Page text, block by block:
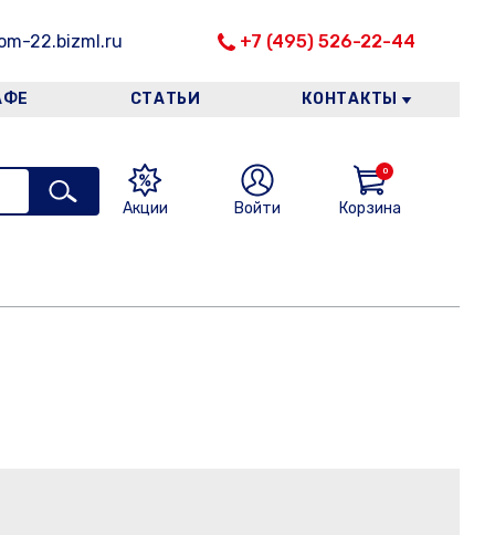
22.bizml.ru +7 (495) 526-22-44
СТАТЬИ КОНТАКТЫ
Акции Войти Корзина
0